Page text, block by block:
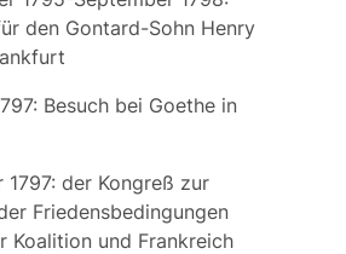
den Gontard-Sohn Henry
Besuch bei Goethe in
1797: der Kongreß zur
Friedensbedingungen
Koalition und Frankreich